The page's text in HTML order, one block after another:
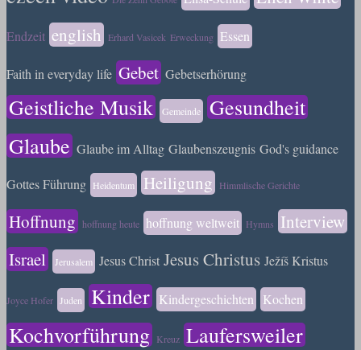
Endzeit english Erhard Vasicek Erweckung Essen
Faith in everyday life Gebet Gebetserhörung
Geistliche Musik Gemeinde
Gesundheit
Glaube Glaube im Alltag Glaubenszeugnis God's guidance
Gottes Führung Heidentum Heiligung Himmlische Gerichte
Hoffnung hoffnung heute hoffnung weltweit Hymns
Interview
Israel
Jerusalem Jesus Christ Jesus Christus Ježíš Kristus
Joyce Hofer Juden Kinder Kindergeschichten Kochen
Kochvorführung Kreuz Laufersweiler